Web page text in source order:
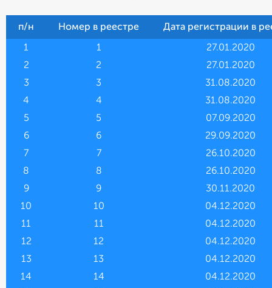
п/н Номер в реестре
Дата регистрации в
1
1
27.01.2020
2
2
27.01.2020
3
3
31.08.2020
4
4
31.08.2020
5
5
07.09.2020
6
6
29.09.2020
7
7
26.10.2020
8
8
26.10.2020
9
9
30.11.2020
10
10
04.12.2020
11
11
04.12.2020
12
12
04.12.2020
13
13
04.12.2020
14
14
04.12.2020